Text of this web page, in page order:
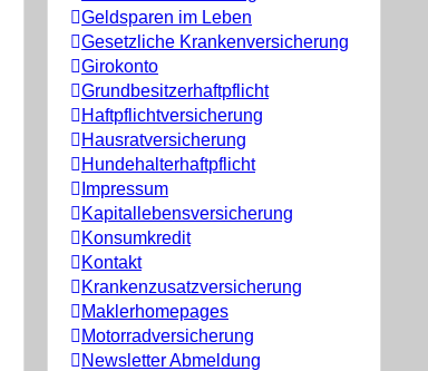
Geldsparen im Leben
Gesetzliche Krankenversicherung
Girokonto
Grundbesitzerhaftpflicht
Haftpflichtversicherung
Hausratversicherung
Hundehalterhaftpflicht
Impressum
Kapitallebensversicherung
Konsumkredit
Kontakt
Krankenzusatzversicherung
Maklerhomepages
Motorradversicherung
Newsletter Abmeldung